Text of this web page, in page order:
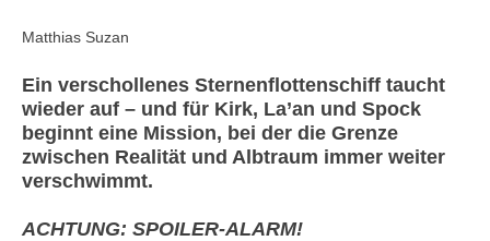
Matthias Suzan
Ein verschollenes Sternenflottenschiff taucht
wieder auf – und für Kirk, La’an und Spock
beginnt eine Mission, bei der die Grenze
zwischen Realität und Albtraum immer weiter
verschwimmt.
ACHTUNG: SPOILER-ALARM!